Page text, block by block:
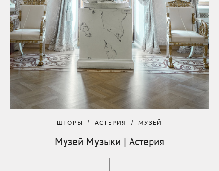
ШТОРЫ АСТЕРИЯ МУЗЕЙ
Музей Музыки | Астерия